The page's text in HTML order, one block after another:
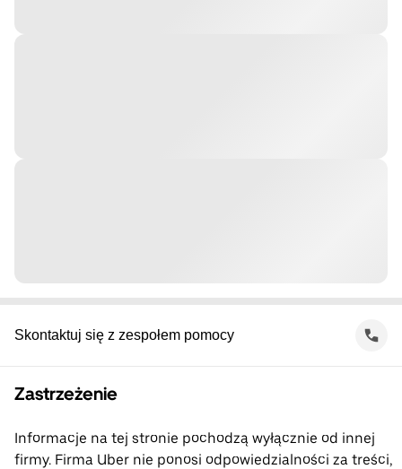
Skontaktuj się z zespołem pomocy
Zastrzeżenie
Informacje na tej stronie pochodzą wyłącznie od innej
firmy. Firma Uber nie ponosi odpowiedzialności za treści,